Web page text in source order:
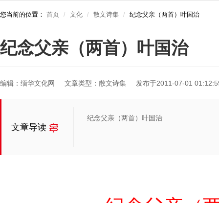
您当前的位置： 首页 文化 散文诗集 纪念父亲（两首）叶国治
纪念父亲（两首）叶国治
编辑：缅华文化网 文章类型：散文诗集 发布于2011-07-01
文章导读
纪念父亲（两首）叶国治